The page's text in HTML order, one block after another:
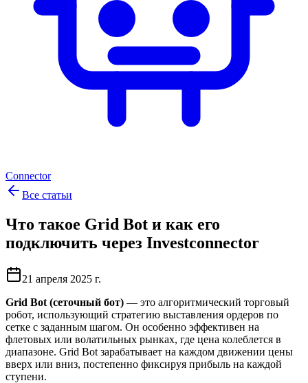
Connector
Все статьи
Что такое Grid Bot и как его
подключить через Investconnector
21 апреля 2025 г.
Grid Bot (сеточный бот) — это алгоритмический торговый
робот, использующий стратегию выставления ордеров по
сетке с заданным шагом. Он особенно эффективен на
флетовых или волатильных рынках, где цена колеблется в
диапазоне. Grid Bot зарабатывает на каждом движении цены
вверх или вниз, постепенно фиксируя прибыль на каждой
ступени.